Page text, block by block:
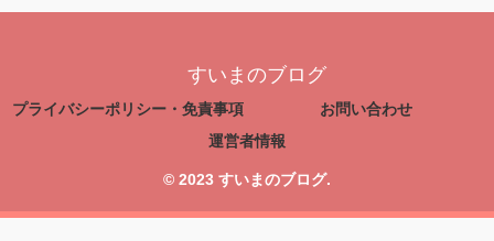
すいまのブログ
プライバシーポリシー・免責事項
お問い合わせ
運営者情報
© 2023 すいまのブログ.